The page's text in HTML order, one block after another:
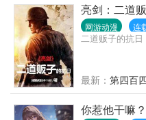
亮剑：二道
网游动漫 连
二道贩子的抗日
最新： 第四百
你惹他干嘛